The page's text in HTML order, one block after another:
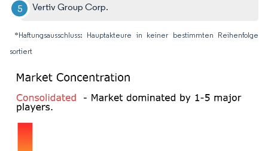
Vertiv Group Corp.
*Haftungsausschluss: Hauptakteure in keiner bestimmten Reihenfolge
sortiert